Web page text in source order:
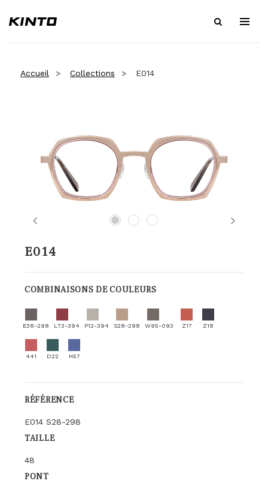
Accueil Collections E014
Previous Next
E014
COMBINAISONS DE COULEURS
E38-298 L73-394 P12-394 S28-298 W95-093 Z17 Z18
441 D22 H57
RÉFÉRENCE
E014 S28-298
TAILLE
48
PONT